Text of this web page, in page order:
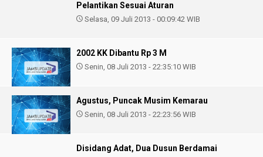
Pelantikan Sesuai Aturan
Selasa, 09 Juli 2013 - 00:09:42 WIB
2002 KK Dibantu Rp 3 M
Senin, 08 Juli 2013 - 22:35:10 WIB
Agustus, Puncak Musim Kemarau
Senin, 08 Juli 2013 - 22:23:56 WIB
Disidang Adat, Dua Dusun Berdamai